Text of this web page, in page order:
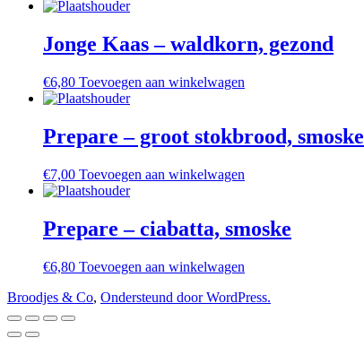
Jonge Kaas – waldkorn, gezond
€6,80 Toevoegen aan winkelwagen
Prepare – groot stokbrood, smoske
€7,00 Toevoegen aan winkelwagen
Prepare – ciabatta, smoske
€6,80 Toevoegen aan winkelwagen
Broodjes & Co, Ondersteund door WordPress.